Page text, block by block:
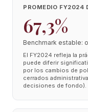
PROMEDIO FY2024
67,3%
Benchmark estable:
El FY2024 refleja la
puede diferir
por los cambios de
cerrados
decisiones de fondo).